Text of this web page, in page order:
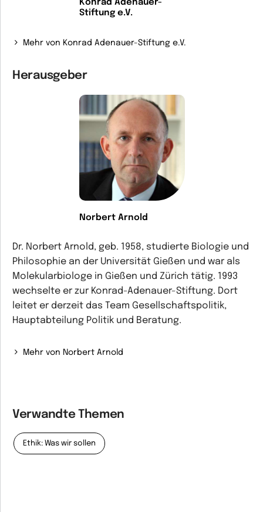
Konrad Adenauer-
Stiftung e.V.
Mehr von Konrad Adenauer-Stiftung e.V.
Herausgeber
Norbert Arnold
Dr. Norbert Arnold, geb. 1958, studierte Biologie und
Philosophie an der Universität Gießen und war als
Molekularbiologe in Gießen und Zürich tätig. 1993
wechselte er zur Konrad-Adenauer-Stiftung. Dort
leitet er derzeit das Team Gesellschaftspolitik,
Hauptabteilung Politik und Beratung.
Mehr von Norbert Arnold
Verwandte Themen
Ethik: Was wir sollen